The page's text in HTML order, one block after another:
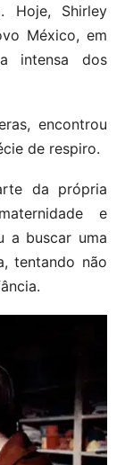
Hoje, Shirley
México, em
intensa dos
encontrou
de respiro.
da própria
e
a buscar uma
tentando não